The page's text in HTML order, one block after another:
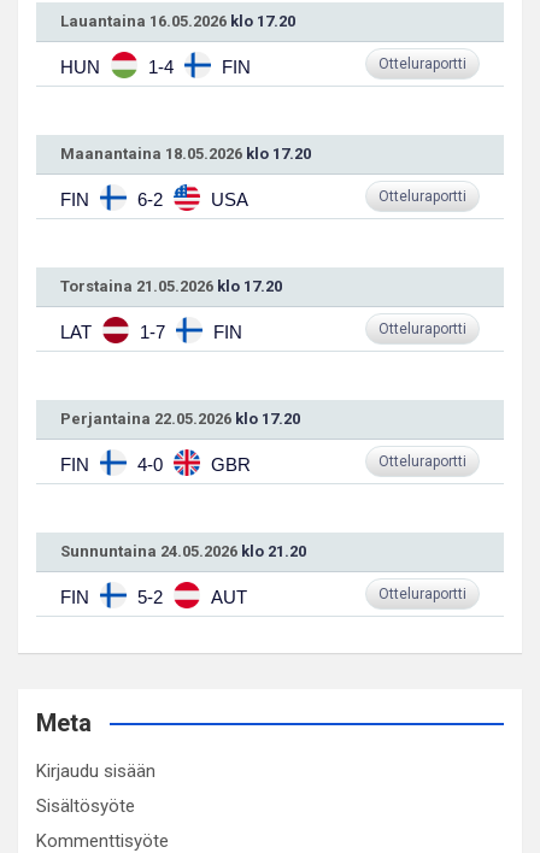
Lauantaina 16.05.2026 klo 17.20
HUN 1-4 FIN Otteluraportti
Maanantaina 18.05.2026 klo 17.20
FIN 6-2 USA Otteluraportti
Torstaina 21.05.2026 klo 17.20
LAT 1-7 FIN Otteluraportti
Perjantaina 22.05.2026 klo 17.20
FIN 4-0 GBR Otteluraportti
Sunnuntaina 24.05.2026 klo 21.20
FIN 5-2 AUT Otteluraportti
Meta
Kirjaudu sisään
Sisältösyöte
Kommenttisyöte